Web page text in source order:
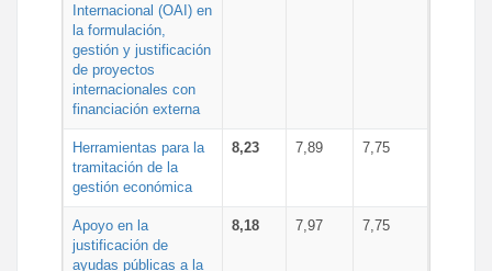
Internacional (OAI) en
la formulación,
gestión y justificación
de proyectos
internacionales con
financiación externa
Herramientas para la
tramitación de la
gestión económica
8,23 7,89 7,75
Apoyo en la
justificación de
ayudas públicas a la
8,18 7,97 7,75